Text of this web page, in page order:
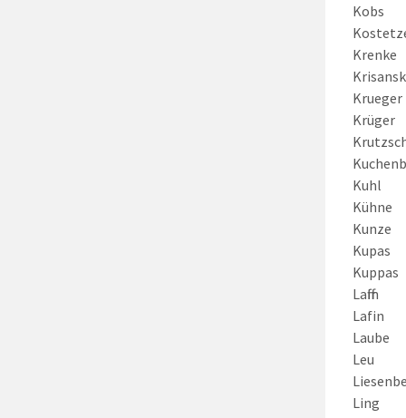
Kobs
Krenke
Krueger
Krüger
Kuhl
Kühne
Kunze
Kupas
Kuppas
Laffin
Lafin
Laube
Leu
Ling